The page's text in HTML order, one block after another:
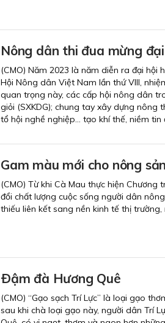
Nông dân thi đua mừng
(CMO) Năm 2023 là năm diễn ra đại
Hội Nông dân Việt Nam lần thứ VIII,
quan trọng này, các cấp hội nông dân
giỏi (SXKDG); chung tay xây dựng nông
tổ hội nghề nghiệp... tạo khí thế, niềm
Gam màu mới cho nông sản
(CMO) Từ khi Cà Mau thực hiện
đổi chất lượng cuộc sống người dân
thiếu liên kết sang nền kinh tế thị
Ðậm đà Hương Quê
(CMO) “Gạo sạch Trí Lực” là loại gạo
sau khi chà loại gạo này, người dân Trí